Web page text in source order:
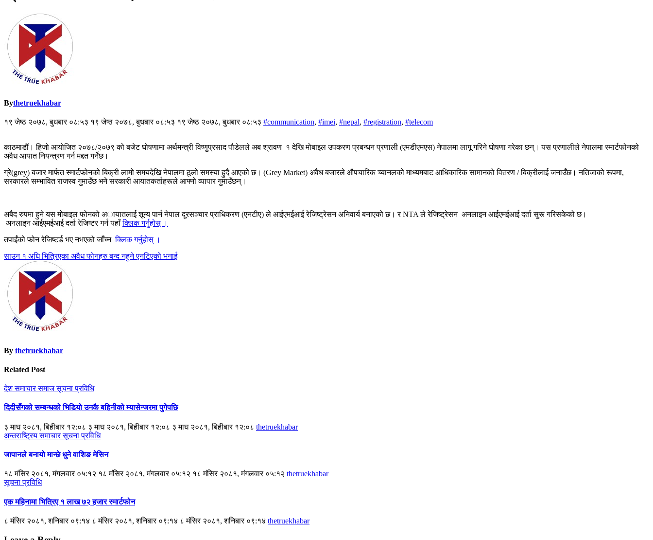
Bythetruekhabar
१९ जेष्ठ २०७८, बुधबार ०८:५३ १९ जेष्ठ २०७८, बुधबार ०८:५३ १९ जेष्ठ २०७८, बुधबार ०८:५३ #communication, #imei, #nepal, #registration, #telecom
काठमाडौं। हिजो आयोजित २०७८/२०७९ को बजेट घोषणामा अर्थमन्त्री विष्णुप्रसाद पौडेलले अब श्रावण १ देखि मोबाइल उपकरण प्रबन्धन प्रणाली (एमडीएमएस) नेपालमा लागू गरिने घोषणा गरेका छन्। यस प्रणालीले नेपालमा स्मार्टफोनको
अवैध आयात नियन्त्रण गर्न मद्दत गर्नेछ।
ग्रे(grey) बजार मार्फत स्मार्टफोनको बिक्री लामो समयदेखि नेपालमा ठूलो समस्या हुदै आएको छ। (Grey Market) अवैध बजारले औपचारिक च्यानलको माध्यमबाट आधिकारिक सामानको वितरण / बिक्रीलाई जनाउँछ। नतिजाको रूपमा,
सरकारले सम्भावित राजस्व गुमाउँछ भने सरकारी आयातकर्ताहरूले आफ्नो व्यापार गुमाउँछन्।
अबैद रुपमा हुने यस मोबाइल फोनको अायातलाई शून्य पार्न नेपाल दूरसञ्चार प्राधिकरण (एनटीए) ले आईएमईआई रेजिष्ट्रेसन अनिवार्य बनाएको छ। र NTA ले रेजिष्ट्रेसन अनलाइन आईएमईआई दर्ता सुरू गरिसकेको छ।
अनलाइन आईएमईआई दर्ता रेजिष्टर गर्न यहाँक्लिक गर्नुहोस् ।
तपाईंको फोन रेजिष्टर्ड भए नभएको जाँच्नक्लिक गर्नुहोस् ।
Post
navigation
साउन १ अघि भित्रिएका अवैध फोनहरु बन्द नहुने एनटिएको भनाई
By thetruekhabar
Related Post
देशसमाचारसमाजसूचना प्रविधि
दिदीसँगको सम्बन्धको भिडियो उनकै बहिनीको म्यासेन्जरमा पुगेपछि
३ माघ २०८१, बिहीबार १२:०८ ३ माघ २०८१, बिहीबार १२:०८ ३ माघ २०८१, बिहीबार १२:०८ thetruekhabar
अन्तराष्ट्रियसमाचारसूचना प्रविधि
जापानले बनायो मान्छे धुने वाशिङ मेसिन
१८ मंसिर २०८१, मंगलवार ०५:१२ १८ मंसिर २०८१, मंगलवार ०५:१२ १८ मंसिर २०८१, मंगलवार ०५:१२ thetruekhabar
सूचना प्रविधि
एक महिनामा भित्रिए १ लाख ७२ हजार स्मार्टफोन
८ मंसिर २०८१, शनिबार ०९:१४ ८ मंसिर २०८१, शनिबार ०९:१४ ८ मंसिर २०८१, शनिबार ०९:१४ thetruekhabar